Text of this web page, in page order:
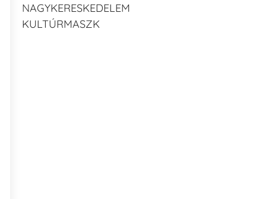
NAGYKERESKEDELEM
KULTÚRMASZK